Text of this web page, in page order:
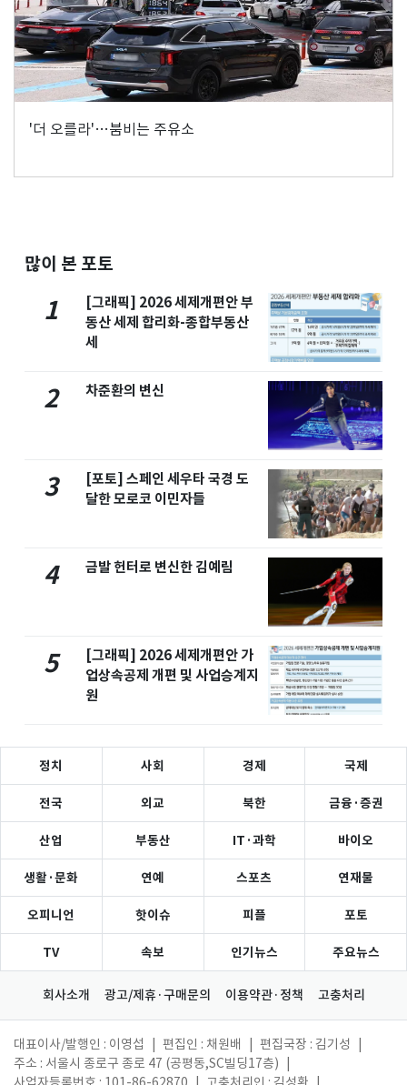
'더 오를라'…붐비는 주유소
많이 본 포토
1
[그래픽] 2026 세제개편안 부
동산 세제 합리화-종합부동산
세
2 차준환의 변신
3
[포토] 스페인 세우타 국경 도
달한 모로코 이민자들
4 금발 헌터로 변신한 김예림
5
[그래픽] 2026 세제개편안 가
업상속공제 개편 및 사업승계지
원
정치 사회 경제 국제
전국 외교 북한 금융·증권
산업 부동산 IT·과학 바이오
생활·문화 연예 스포츠 연재물
오피니언 핫이슈 피플 포토
TV 속보 인기뉴스 주요뉴스
회사소개 광고/제휴·구매문의 이용약관·정책 고충처리
대표이사/발행인 : 이영섭 편집인 : 채원배 편집국장 : 김기성
주소 : 서울시 종로구 종로 47 (공평동,SC빌딩17층)